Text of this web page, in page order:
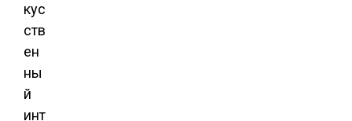
кус
ств
ен
ны
й
инт